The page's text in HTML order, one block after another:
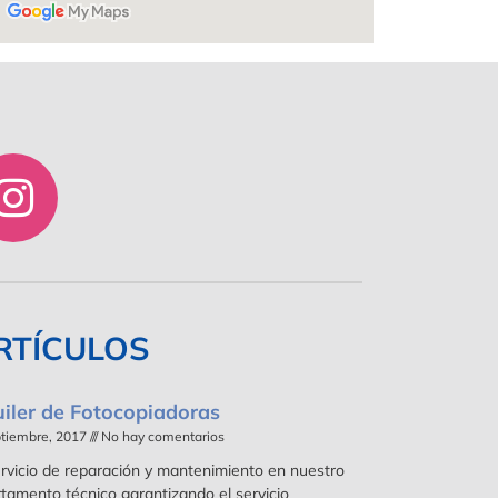
de Fotocopiadoras
2017 No hay comentarios
de reparación y mantenimiento en nuestro
técnico garantizando el servicio